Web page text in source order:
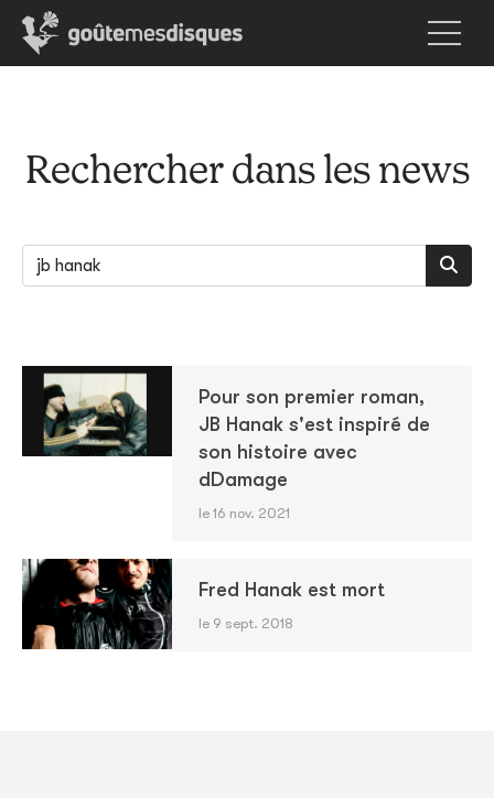
Rechercher dans les news
Pour son premier roman,
JB Hanak s'est inspiré de
son histoire avec
dDamage
le 16 nov. 2021
Fred Hanak est mort
le 9 sept. 2018